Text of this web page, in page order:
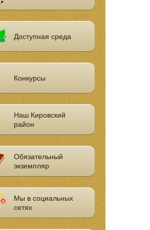
Доступная среда
Конкурсы
Наш Кировский
район
Обязательный
экземпляр
Мы в социальных
сетях